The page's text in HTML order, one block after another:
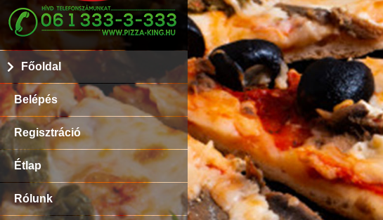
Főoldal
Belépés
Regisztráció
Étlap
Rólunk